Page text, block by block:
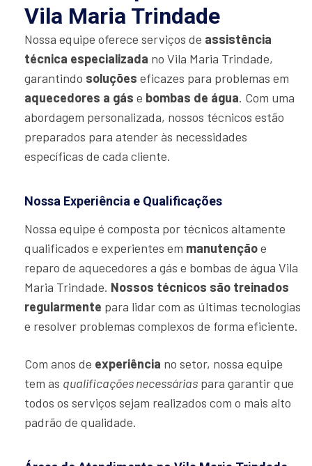
Vila Maria Trindade
Nossa equipe oferece serviços de assistência
técnica especializada no Vila Maria Trindade,
garantindo soluções eficazes para problemas em
aquecedores a gás e bombas de água. Com uma
abordagem personalizada, nossos técnicos estão
preparados para atender às necessidades
específicas de cada cliente.
Nossa Experiência e Qualificações
Nossa equipe é composta por técnicos altamente
qualificados e experientes em manutençãoe
reparo de aquecedores a gás e bombas de água Vila
Maria Trindade. Nossos técnicos são treinados
regularmente para lidar com as últimas tecnologias
e resolver problemas complexos de forma eficiente.
Com anos de experiência no setor, nossa equipe
tem as qualificações necessárias para garantir que
todos os serviços sejam realizados com o mais alto
padrão de qualidade.